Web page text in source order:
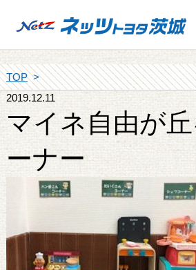
TOP
2019.12.11
マイネ自由が
ーナー